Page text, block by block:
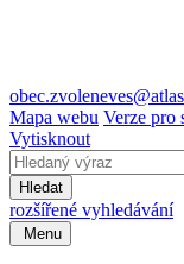
Mapa webu Verze pro
Vytisknout
Hledat
rozšířené vyhledávání
Menu